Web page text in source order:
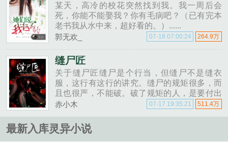
某天，高冷的校花突然找到我。我一周后会
死，你能不能娶我？你有毛病吧？（已有完本
老书我从水中来，超好看的。）......
郭无欢_ 264.9万
07-18 07:00:24
缝尸匠
关于缝尸匠缝尸是个行当，但缝尸不是缝衣
服，这行有这行的讲究。缝尸的规矩很多，而
且也很严，不能破。破了规矩的人，是要付出
代价的。......
赤小木 511.4万
07-17 19:35:21
最新入库灵异小说